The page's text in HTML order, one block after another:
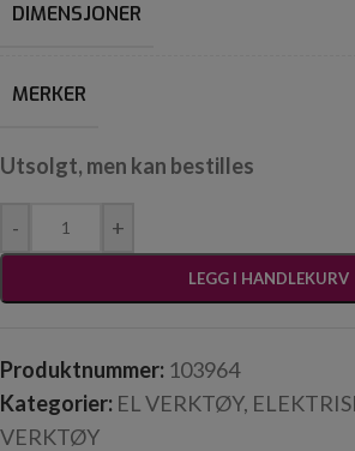
DIMENSJONER
MERKER
Utsolgt, men kan bestilles
- +
LEGG I HANDLEKURV
Produktnummer: 103964
Kategorier: EL VERKTØY,
VERKTØY